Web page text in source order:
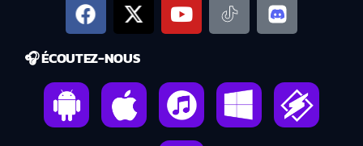
🎧 ÉCOUTEZ-NOUS